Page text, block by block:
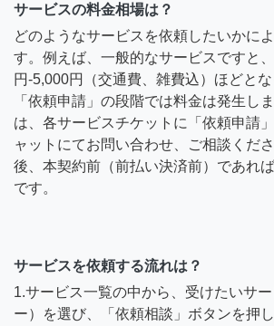
サービスの料金相場は？
どのようなサービスを依頼したいかに
す。例えば、一般的なサービスですと
円-5,000円（交通費、雑費込）ほどとな
「依頼申請」の段階では料金は発生し
は、各サービスチケットに「依頼申請
ャットにてお問い合わせ、ご相談くだ
後、本契約前（前払い決済前）であれ
です。
サービスを依頼する流れは？
1.サービス一覧の中から、受けたいサ
ー）を選び、「依頼相談」ボタンを押